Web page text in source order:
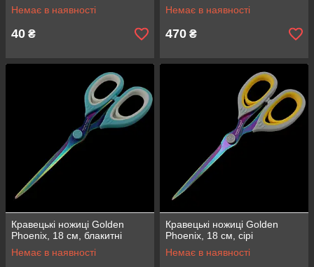
Немає в наявності
40 ₴
Немає в наявності
470 ₴
Кравецькі ножиці Golden
Phoenix, 18 см, блакитні
Немає в наявності
Кравецькі ножиці Golden
Phoenix, 18 см, сірі
Немає в наявності